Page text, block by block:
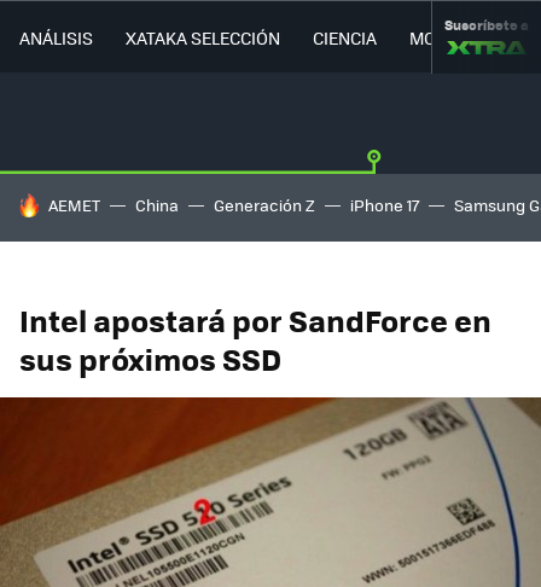
ANÁLISIS XATAKA SELECCIÓN CIENCIA MOVILIDAD
Suscríbete a
HOY SE HABLA DE
AEMET China Generación Z iPhone 17 Samsung
Intel apostará por SandForce en
sus próximos SSD